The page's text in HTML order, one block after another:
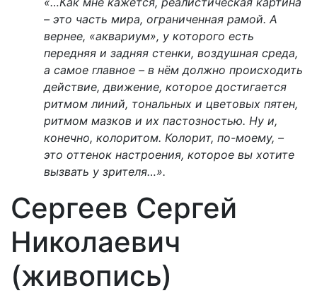
– это часть мира, ограниченная рамой. А
вернее, «аквариум», у которого есть
передняя и задняя стенки, воздушная среда,
а самое главное – в нём должно происходить
действие, движение, которое достигается
ритмом линий, тональных и цветовых пятен,
ритмом мазков и их пастозностью. Ну и,
конечно, колоритом. Колорит, по-моему, –
это оттенок настроения, которое вы хотите
вызвать у зрителя…».
Сергеев Сергей
Николаевич
(живопись)